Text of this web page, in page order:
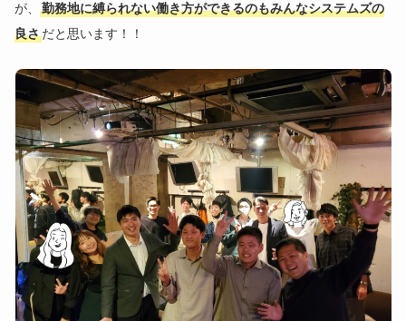
が、勤務地に縛られない働き方ができるのもみんなシステムズの
良さだと思います！！